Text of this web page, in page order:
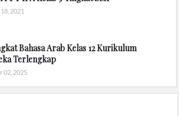
2021
Bahasa Arab Kelas 12 Kurikulum
Terlengkap
02, 2025